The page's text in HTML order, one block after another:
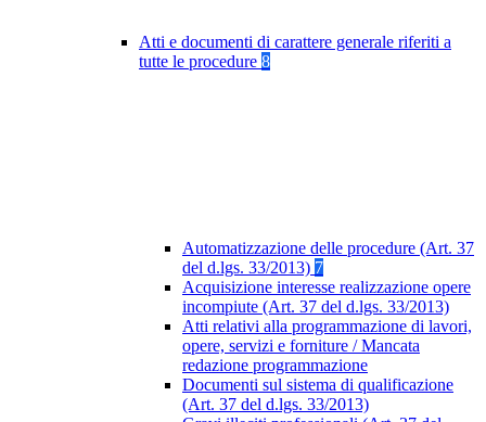
Atti e documenti di carattere generale riferiti a
tutte le procedure 8
Automatizzazione delle procedure (Art. 37
del d.lgs. 33/2013) 7
Acquisizione interesse realizzazione opere
incompiute (Art. 37 del d.lgs. 33/2013)
Atti relativi alla programmazione di lavori,
opere, servizi e forniture / Mancata
redazione programmazione
Documenti sul sistema di qualificazione
(Art. 37 del d.lgs. 33/2013)